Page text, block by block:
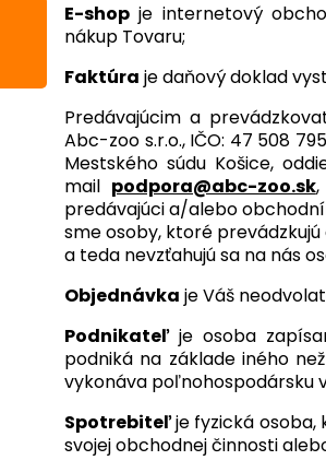
E-shop je internetový
nákup Tovaru;
Faktúra je daňový doklad
Predávajúcim a
Abc-zoo s.r.o., IČO: 47 508
Mestského súdu Košice,
mail podpora@abc-zoo.sk
predávajúci a/alebo
sme osoby, ktoré
a teda nevzťahujú sa na nás
Objednávka je Váš
Podnikateľje osoba
podniká na základe iného
vykonáva poľnohospodársku
Spotrebiteľje fyzická
svojej obchodnej činnosti